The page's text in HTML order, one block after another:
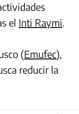
el Inti Raymi.
(Emufec),
reducir la